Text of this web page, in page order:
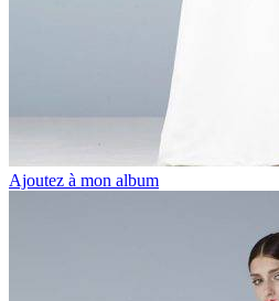
Ajoutez à mon album